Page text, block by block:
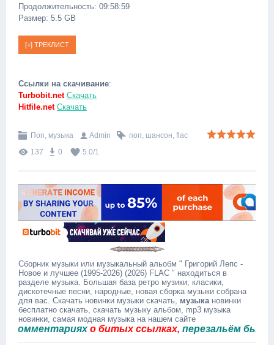
Продолжительность: 09:58:59
Размер: 5.5 GB
Ссылки на скачивание:
Turbobit.net Скачать
Hitfile.net Скачать
Поп, музыка Admin поп, шансон, flac
137
0 5.0/1
Сборник музыки или музыкальный альобм " Григорий Лепс -
Новое и лучшее (1995-2026) (2026) FLAC " находиться в
разделе музыка. Большая база ретро музики, класики,
дискотечные песни, народные, новая сборка музыки собрана
для вас. Скачать новинки музыки скачать, музыкановинки
бесплатно скачать, скачать музыку альбом, mp3 музыка
новинки, самая модная музыка на нашем сайте
о битых ссылках,перезальём быстро.